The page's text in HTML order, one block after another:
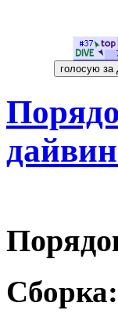
Сборка: